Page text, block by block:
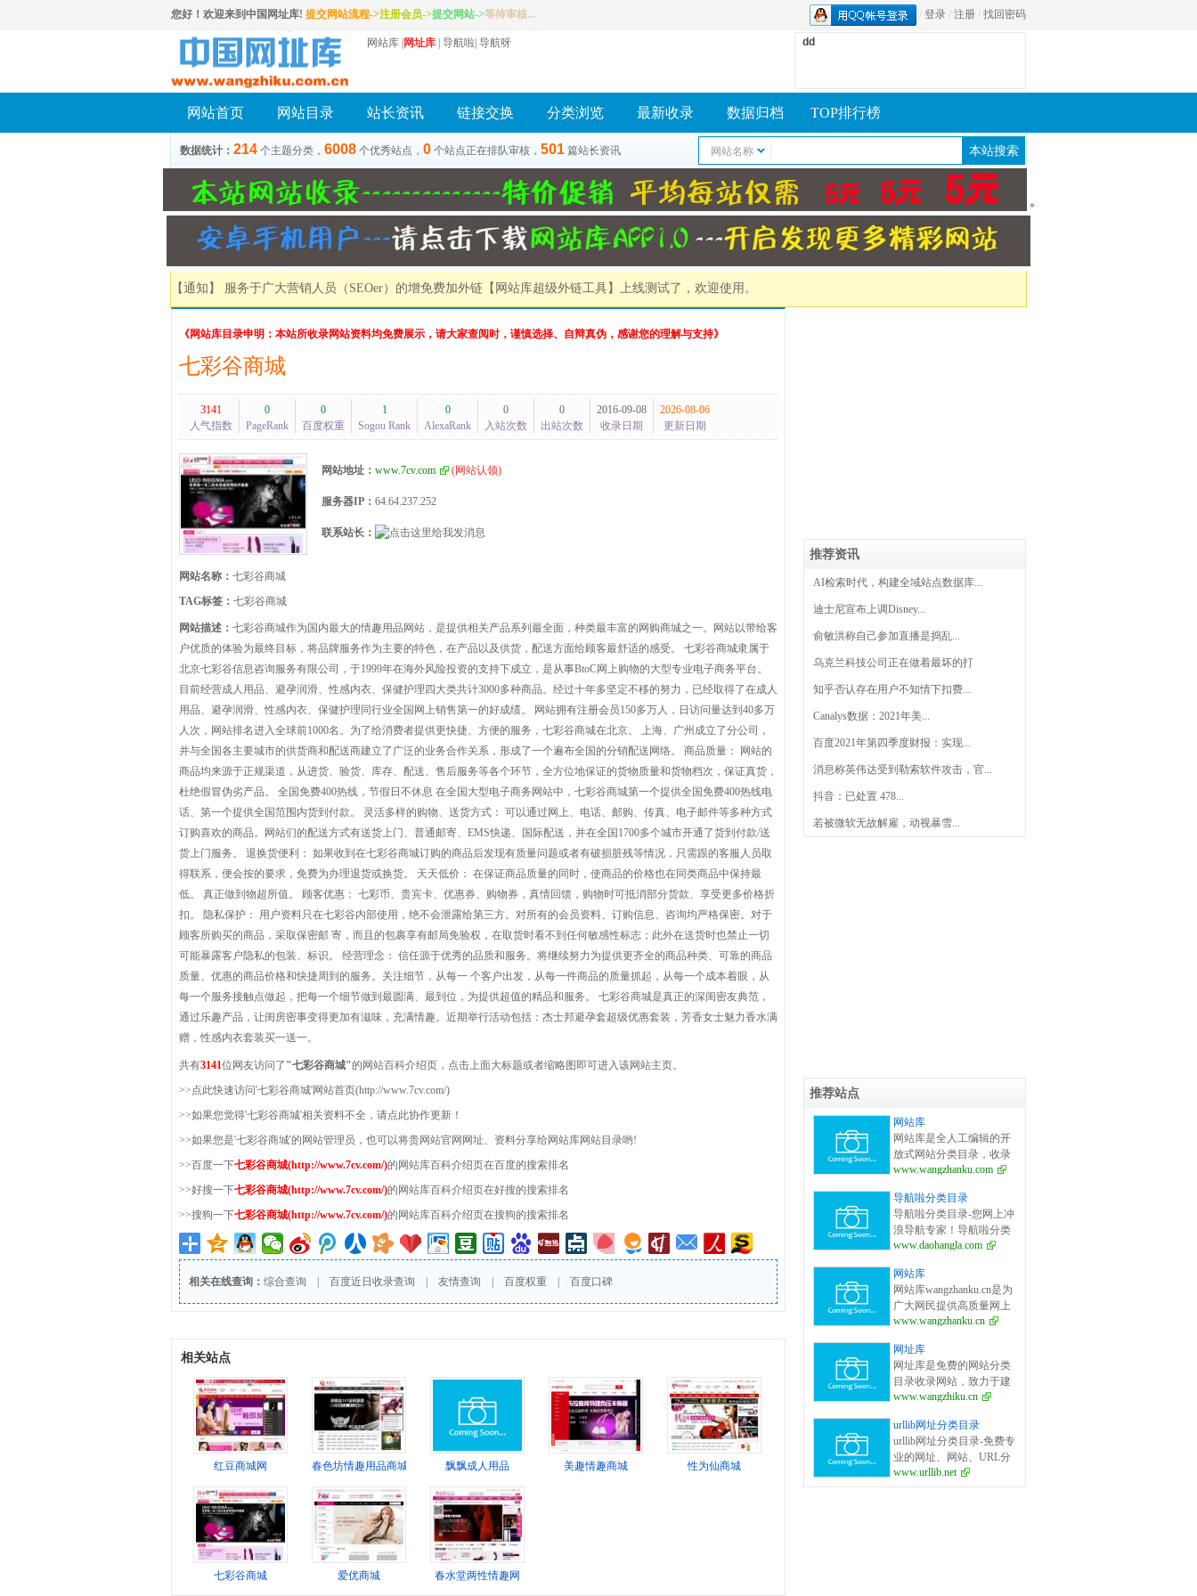
您好！欢迎来到中国网址库! 提交网站流程->注册会员->提交网站->等待审核... / 登录 / 注册 / 找回密码
网站库 网址库 导航啦 导航呀 dd
网站首页 网站目录 站长资讯 链接交换 分类浏览 最新收录 数据归档 TOP排行榜
数据统计： 214 个主题分类， 6008 个优秀站点， 0 个站点正在排队审核， 501 篇站长资讯 网站名称
*
【通知】 服务于广大营销人员（SEOer）的增免费加外链 【网站库超级外链工具】 上线测试了，欢迎使用。
《网站库目录申明：本站所收录网站资料均免费展示，请大家查阅时，谨慎选择、自辩真伪，感谢您的理解与支持》
七彩谷商城
3141
人气指数
0
PageRank
0
百度权重
1
Sogou Rank
0
AlexaRank
0
入站次数
0
出站次数
2016-09-08
收录日期
2026-08-06
更新日期
网站地址： www.7cv.com (网站认领)
服务器IP： 64.64.237.252
联系站长：
网站名称： 七彩谷商城
TAG标签： 七彩谷商城
网站描述： 七彩谷商城作为国内最大的情趣用品网站，是提供相关产品系列最全面，种类最丰富的网购商城之一。网站以带给客
户优质的体验为最终目标，将品牌服务作为主要的特色，在产品以及供货，配送方面给顾客最舒适的感受。 七彩谷商城隶属于
北京七彩谷信息咨询服务有限公司，于1999年在海外风险投资的支持下成立，是从事BtoC网上购物的大型专业电子商务平台。
目前经营成人用品、避孕润滑、性感内衣、保健护理四大类共计3000多种商品。经过十年多坚定不移的努力，已经取得了在成人
用品、避孕润滑、性感内衣、保健护理同行业全国网上销售第一的好成绩。 网站拥有注册会员150多万人，日访问量达到40多万
人次，网站排名进入全球前1000名。为了给消费者提供更快捷、方便的服务，七彩谷商城在北京、 上海、广州成立了分公司，
并与全国各主要城市的供货商和配送商建立了广泛的业务合作关系，形成了一个遍布全国的分销配送网络。 商品质量： 网站的
商品均来源于正规渠道，从进货、验货、库存、配送、售后服务等各个环节，全方位地保证的货物质量和货物档次，保证真货，
杜绝假冒伪劣产品。 全国免费400热线，节假日不休息 在全国大型电子商务网站中，七彩谷商城第一个提供全国免费400热线电
话、第一个提供全国范围内货到付款。 灵活多样的购物、送货方式： 可以通过网上、电话、邮购、传真、电子邮件等多种方式
订购喜欢的商品。网站们的配送方式有送货上门、普通邮寄、EMS快递、国际配送，并在全国1700多个城市开通了货到付款/送
货上门服务。 退换货便利： 如果收到在七彩谷商城订购的商品后发现有质量问题或者有破损脏残等情况，只需跟的客服人员取
得联系，便会按的要求，免费为办理退货或换货。 天天低价： 在保证商品质量的同时，使商品的价格也在同类商品中保持最
低。 真正做到物超所值。 顾客优惠： 七彩币、贵宾卡、优惠券、购物券，真情回馈，购物时可抵消部分货款、享受更多价格折
扣。 隐私保护： 用户资料只在七彩谷内部使用，绝不会泄露给第三方。对所有的会员资料、订购信息、咨询均严格保密。对于
顾客所购买的商品，采取保密邮 寄，而且的包裹享有邮局免验权，在取货时看不到任何敏感性标志；此外在送货时也禁止一切
可能暴露客户隐私的包装、标识。 经营理念： 信任源于优秀的品质和服务。将继续努力为提供更齐全的商品种类、可靠的商品
质量、优惠的商品价格和快捷周到的服务。关注细节，从每一 个客户出发，从每一件商品的质量抓起，从每一个成本着眼，从
每一个服务接触点做起，把每一个细节做到最圆满、最到位，为提供超值的精品和服务。 七彩谷商城是真正的深闺密友典范，
通过乐趣产品，让闺房密事变得更加有滋味，充满情趣。近期举行活动包括：杰士邦避孕套超级优惠套装，芳香女士魅力香水满
赠，性感内衣套装买一送一。
共有3141位网友访问了 "七彩谷商城"的网站百科介绍页，点击上面大标题或者缩略图即可进入该网站主页。
>>点此快速访问'七彩谷商城'网站首页(http://www.7cv.com/)
>>如果您觉得'七彩谷商城'相关资料不全，请点此协作更新！
>>如果您是'七彩谷商城'的网站管理员，也可以将贵网站官网网址、资料分享给网站库网站目录哟!
>>百度一下七彩谷商城(http://www.7cv.com/)的网站库百科介绍页在百度的搜索排名
>>好搜一下七彩谷商城(http://www.7cv.com/)的网站库百科介绍页在好搜的搜索排名
>>搜狗一下七彩谷商城(http://www.7cv.com/)的网站库百科介绍页在搜狗的搜索排名
相关在线查询： 综合查询 百度近日收录查询 友情查询 百度权重 百度口碑
相关站点
红豆商城网 春色坊情趣用品商城 飘飘成人用品 美趣情趣商城 性为仙商城
七彩谷商城 爱优商城 春水堂两性情趣网
推荐资讯
AI检索时代，构建全域站点数据库...
迪士尼宣布上调Disney...
俞敏洪称自己参加直播是捣乱...
乌克兰科技公司正在做着最坏的打
知乎否认存在用户不知情下扣费...
Canalys数据：2021年美...
百度2021年第四季度财报：实现...
消息称英伟达受到勒索软件攻击，官...
抖音：已处置 478...
若被微软无故解雇，动视暴雪...
推荐站点
网站库
网站库是全人工编辑的开
放式网站分类目录，收录
国内外、各行业优秀网
面的网站分类目录检索、
优秀网站参考、网站推广
服务、网站黄页、网上娱
乐冲浪导航网站。
www.wangzhanku.com
导航啦分类目录
导航啦分类目录-您网上冲
浪导航专家！导航啦分类
目录－专业提供为广大站
目录平台，收集国内外、
各行业优秀正规网站,全人
工编辑收录，为百度、谷
歌、有道、搜狗、必应等
搜索引擎提供索引参考, 同
时也是站长推广网站值得
信任选择的平台。
www.daohangla.com
网站库
网站库wangzhanku.cn是为
广大网民提供高质量网上
娱乐冲浪导航网站，汇聚
学习等网站让广大网民轻
松畅游互联网，同时面向
广大互联网站长提供免费
的网址收录、免费网站收
录、免费外链平台。
www.wangzhanku.cn
网址库
网址库是免费的网站分类
目录收录网站，致力于建
立全面的网址库平台：免
国内外各行业优秀的网站
网址,让你轻松畅游互联
网，找到您想要的网站、
信息资源；加入网址库让
www.wangzhiku.cn
urllib网址分类目录
urllib网址分类目录-免费专
业的网址、网站、URL分
类目录_提交网址、网站、
www.urllib.net